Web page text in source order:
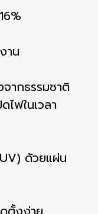
าน
ากธรรมชาติ
ไฟในเวลา
ด้วยแผ่น